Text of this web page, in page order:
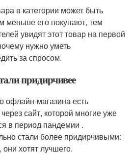
в категории может быть
его покупают, тем
увидят этот товар на первой
нужно уметь
за спросом.
придирчивее
офлайн-магазина есть
сайт, которой многие уже
в период пандемии .
стали более придирчивыми:
хотят лучшего.